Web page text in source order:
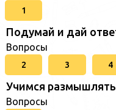
1
Подумай и дай
Вопросы
2 3 4
Учимся размышлять
Вопросы